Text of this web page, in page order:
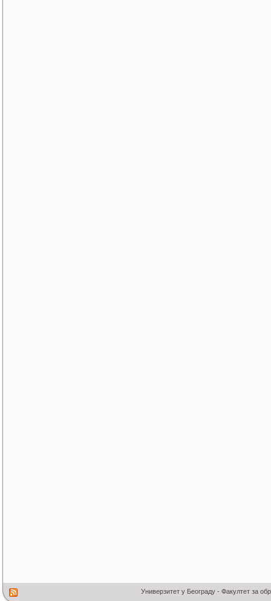
Универзитет у Београду - Факултет за